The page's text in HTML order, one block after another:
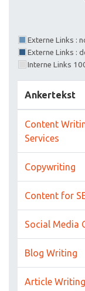
Externe Links :
Externe Links :
Interne Links
Ankertekst
Content
Services
Copywriting
Content for
Social Media
Blog Writing
Article Writing